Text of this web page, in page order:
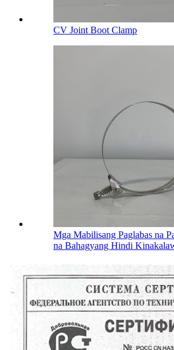
CV Joint Boot Clamp
Mga Mabilisang Paglabas na
na Bahagyang Hindi